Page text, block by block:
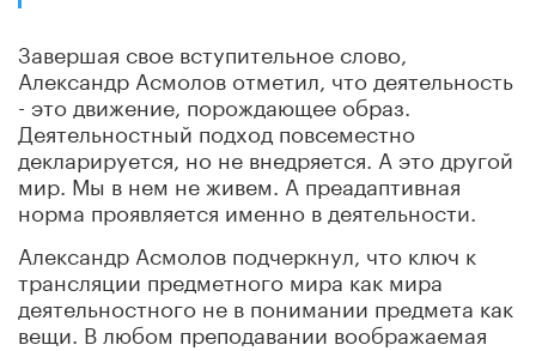
Завершая свое вступительное слово,
Александр Асмолов отметил, что деятельность
- это движение, порождающее образ.
Деятельностный подход повсеместно
декларируется, но не внедряется. А это другой
мир. Мы в нем не живем. А преадаптивная
норма проявляется именно в деятельности.
Александр Асмолов подчеркнул, что ключ к
трансляции предметного мира как мира
деятельностного не в понимании предмета как
вещи. В любом преподавании воображаемая